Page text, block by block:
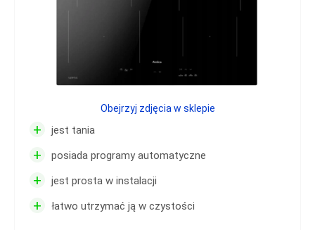
+ jest tania
+ posiada programy automatyczne
+ jest prosta w instalacji
+ łatwo utrzymać ją w czystości
Obejrzyj zdjęcia w sklepie